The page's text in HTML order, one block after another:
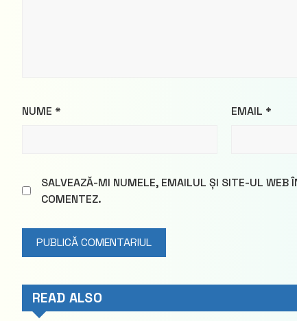
NUME * EMAIL *
SALVEAZĂ-MI NUMELE, EMAILUL ȘI SITE-UL WEB
COMENTEZ.
READ ALSO